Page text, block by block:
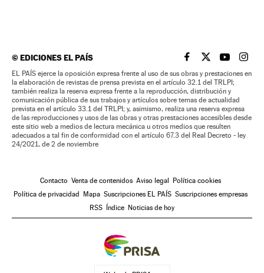
©EDICIONES EL PAÍS EL PAÍS BRASIL EN
EL PAÍSEL PAÍS
EL
EL PAÍS ejerce la oposición expresa frente al uso de sus obras y prestaciones en
la elaboración de revistas de prensa prevista en el artículo 32.1 del TRLPI;
también realiza la reserva expresa frente a la reproducción, distribución y
comunicación pública de sus trabajos y artículos sobre temas de actualidad
prevista en el artículo 33.1 del TRLPI; y, asimismo, realiza una reserva expresa
de las reproducciones y usos de las obras y otras prestaciones accesibles desde
este sitio web a medios de lectura mecánica u otros medios que resulten
adecuados a tal fin de conformidad con el artículo 67.3 del Real Decreto - ley
24/2021, de 2 de noviembre
Contacto Venta de contenidos Aviso legal
Política cookies
Política de privacidad
Mapa Suscripciones EL PAÍS Suscripciones empresas
RSS
Índice Noticias de hoy